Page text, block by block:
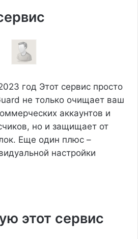
год Этот сервис просто
не только очищает ваш
аккаунтов и
но и защищает от
Еще один плюс –
настройки
этот сервис